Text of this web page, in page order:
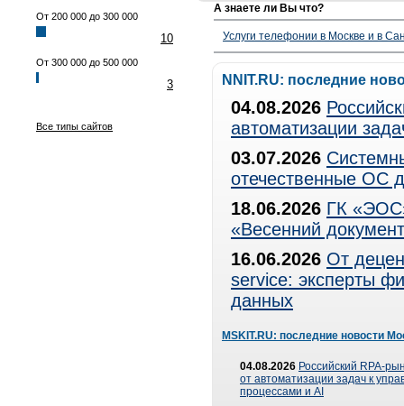
От 200 000 до 300 000
10
От 300 000 до 500 000
3
Все типы сайтов
А знаете ли Вы что?
Услуги телефонии в Москве и в
NNIT.RU: последние
04.08.2026
автоматизации
03.07.2026
отечественные ОС
18.06.2026 ГК
«Весенний
16.06.2026 От
service: эксперты
данных
MSKIT.RU: последние новости
04.08.2026 Российский RPA-
от автоматизации задач к
процессами и AI